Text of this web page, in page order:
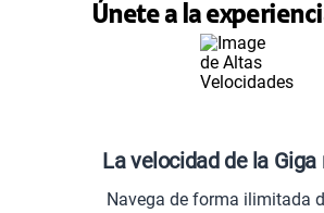
Únete a la
La velocidad de la Giga
Navega de forma ilimitada